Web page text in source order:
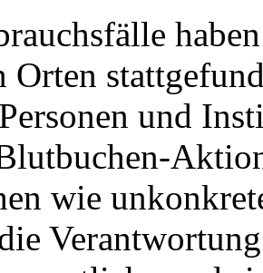
Orten
und
wie